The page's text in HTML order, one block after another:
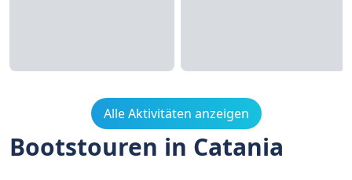
Alle Aktivitäten anzeigen
Bootstouren in Catania